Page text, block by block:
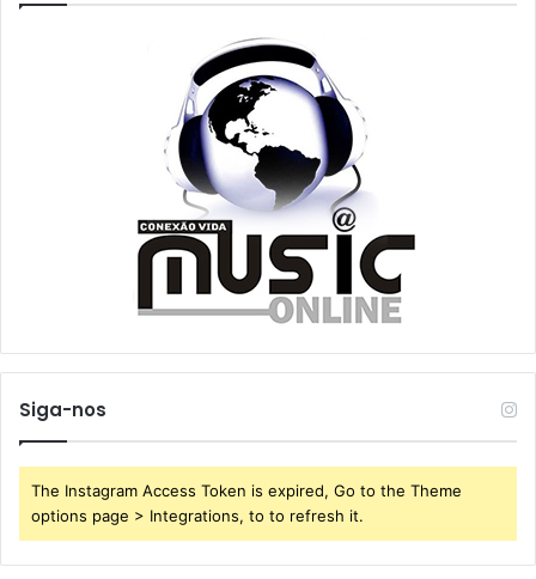
Siga-nos
The Instagram Access Token is expired, Go to the Theme
options page > Integrations, to to refresh it.